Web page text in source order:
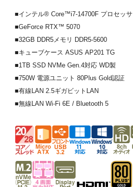
■インテル® Core™i7-14700F プロセッサ
■GeForce RTX™ 5070
■32GB DDR5メモリ DDR5-5600
■キューブケース ASUS AP201 TG
■1TB SSD NVMe Gen.4対応 WD製
■750W 電源ユニット 80Plus Gold認証
■有線LAN 2.5ギガビットLAN
■無線LAN Wi-Fi 6E / Bluetooth 5